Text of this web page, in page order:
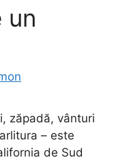
un
zăpadă, vânturi
– este
de Sud